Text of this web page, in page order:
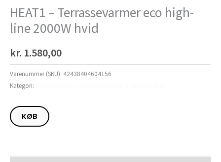
HEAT1 – Terrassevarmer eco high-
line 2000W hvid
kr. 1.580,00
Varenummer (SKU): 42438404604156
Kategori:
KØB